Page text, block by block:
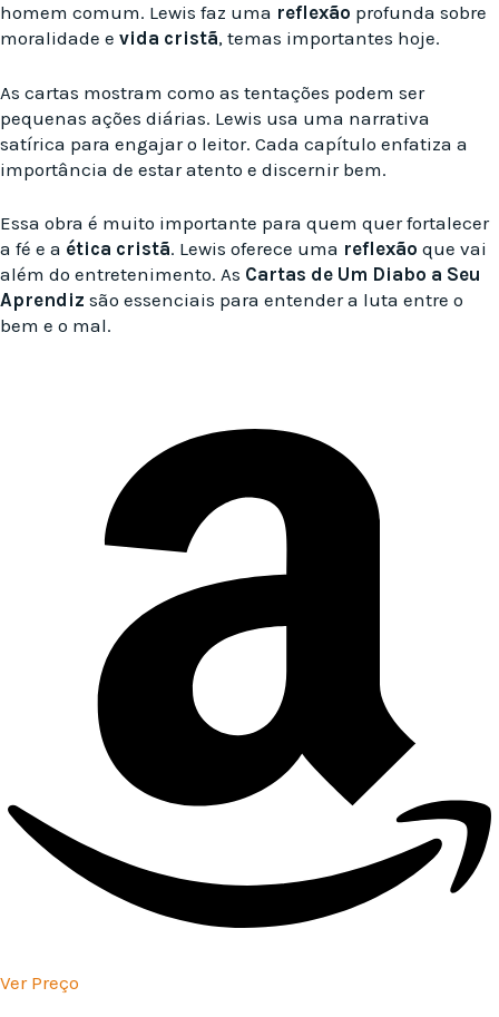
homem comum. Lewis faz uma reflexão profunda sobre
moralidade e vida cristã, temas importantes hoje.
As cartas mostram como as tentações podem ser
pequenas ações diárias. Lewis usa uma narrativa
satírica para engajar o leitor. Cada capítulo enfatiza a
importância de estar atento e discernir bem.
Essa obra é muito importante para quem quer fortalecer
a fé e a ética cristã. Lewis oferece uma reflexão que vai
além do entretenimento. As Cartas de Um Diabo a Seu
Aprendiz são essenciais para entender a luta entre o
bem e o mal.
Ver Preço